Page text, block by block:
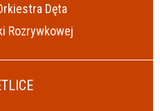
Dęta
Rozrywkowej